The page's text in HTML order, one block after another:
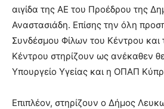
αιγίδα της ΑΕ του Προέδρου της
Αναστασιάδη. Επίσης την όλη
Συνδέσμου Φίλων του Κέντρου και
Κέντρου στηρίζουν ως ανέκαθεν
Υπουργείο Υγείας και η ΟΠΑΠ
Επιπλέον, στηρίζουν ο Δήμος